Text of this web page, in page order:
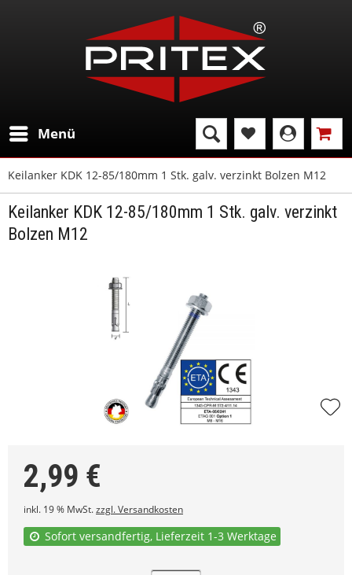
Menü
Keilanker KDK 12-85/180mm 1 Stk. galv. verzinkt Bolzen M12
Keilanker KDK 12-85/180mm 1 Stk. galv. verzinkt
Bolzen M12
2,99 €
inkl. 19 % MwSt.zzgl. Versandkosten
Sofort versandfertig, Lieferzeit 1-3 Werktage